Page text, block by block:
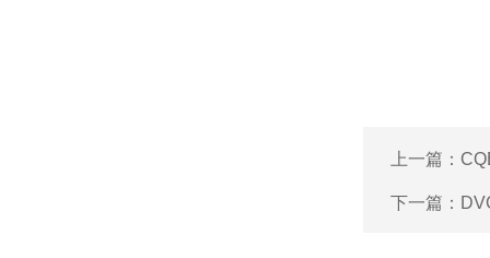
上一篇：
下一篇：